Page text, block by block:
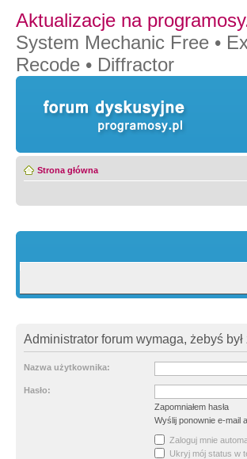
Aktualizacje na
System Mechanic Free •
Recode • Diffractor
Strona główna
Administrator forum wymaga, żebyś
Nazwa użytkownika:
Hasło:
Zapomniałem hasła
Wyślij ponownie e-mail
Zaloguj mnie
Ukryj mój status w